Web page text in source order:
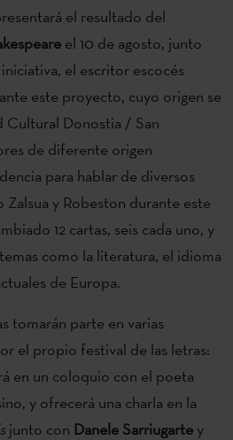
el resultado del
el 10 de agosto, junto
el escritor escocés
este proyecto, cuyo origen se
Cultural Donostia / San
de diferente origen
para hablar de diversos
Zalsua y Robeston durante este
12 cartas, seis cada uno, y
como la literatura, el idioma
de Europa.
tomarán parte en varias
el propio festival de las letras:
en un coloquio con el poeta
y ofrecerá una charla en la
junto con Danele Sarriugarte y